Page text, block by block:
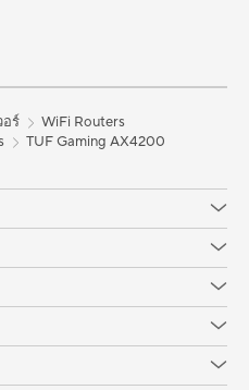
อร์
WiFi Routers
TUF Gaming AX4200